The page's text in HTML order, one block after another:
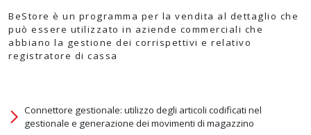
BeStore è un programma per la vendita al dettaglio che
può essere utilizzato in aziende commerciali che
abbiano la gestione dei corrispettivi e relativo
registratore di cassa
Connettore gestionale: utilizzo degli articoli codificati nel
gestionale e generazione dei movimenti di magazzino